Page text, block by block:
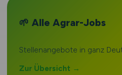
🌱 Alle Agrar-Jobs
Stellenangebote in ganz
Zur Übersicht →